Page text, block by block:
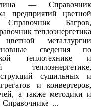
— Справочник
предприятий цветной
Справочник Багров,
теплоэнергетика
цветной металлургии
сведения по
теплотехнике и
теплоэнергетике,
сушильных и
и конвертеров,
а также методики и
Справочнике ...